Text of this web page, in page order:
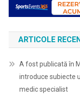
ARTICOLE
A fost publicată în
introduce subiecte
medic specialist